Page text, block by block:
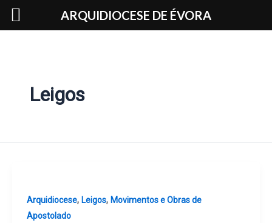
Skip
Leigos
Arquidiocese, Leigos, Movimentos e Obras de
Apostolado
ARQUIDIOCESE DE ÉVORA